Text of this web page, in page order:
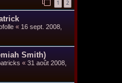
1 2
« 16 sept. 2008,
Smith)
« 31 août 2008,